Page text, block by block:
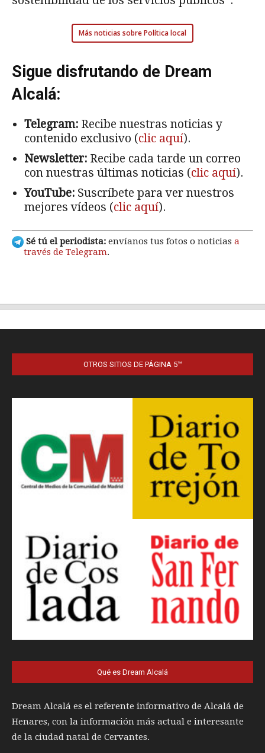
OTROS SITIOS DE PÁGINA 5™
Qué es Dream Alcalá
Dream Alcalá es el referente informativo de Alcalá de
Henares, con la información más actual e interesante
de la ciudad natal de Cervantes.